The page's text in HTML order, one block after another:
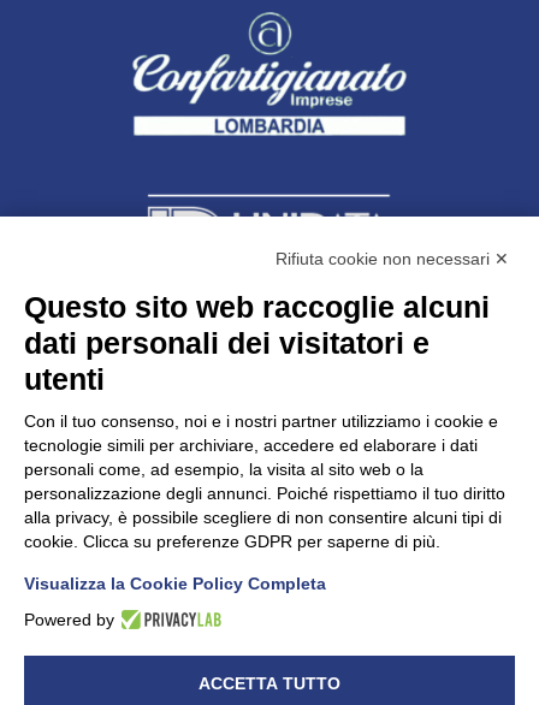
Unidata s.r.lcon unico socio
Largo dell’Artigianato, 1 - 23100 Sondrio
C.F. 00481790145 - N.REA SO-36426
PEC: unidata.sondrio@legalmail.it
Cap. soc. euro 100.000,00 i.v.
UNIDATA - Informativa privacy (per i clienti)
Rifiuta cookie non necessari ✕
Questo sito web raccoglie alcuni
dati personali dei visitatori e
utenti
Con il tuo consenso, noi e i nostri partner utilizziamo i cookie e
tecnologie simili per archiviare, accedere ed elaborare i dati
personali come, ad esempio, la visita al sito web o la
personalizzazione degli annunci. Poiché rispettiamo il tuo diritto
alla privacy, è possibile scegliere di non consentire alcuni tipi di
cookie. Clicca su preferenze GDPR per saperne di più.
Visualizza la Cookie Policy Completa
Powered by
ACCETTA TUTTO